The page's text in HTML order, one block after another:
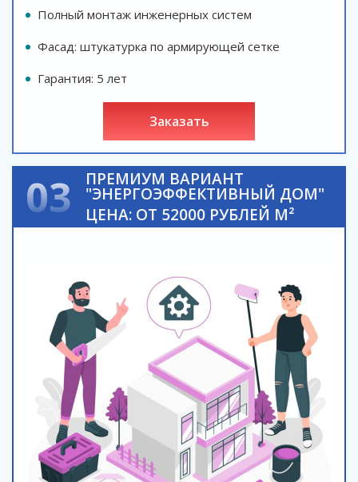
Полный монтаж инженерных систем
Фасад: штукатурка по армирующей сетке
Гарантия: 5 лет
заказать
03 ПРЕМИУМ ВАРИАНТ
"ЭНЕРГОЭФФЕКТИВНЫЙ ДОМ"
ЦЕНА: ОТ 52000 РУБЛЕЙ М²